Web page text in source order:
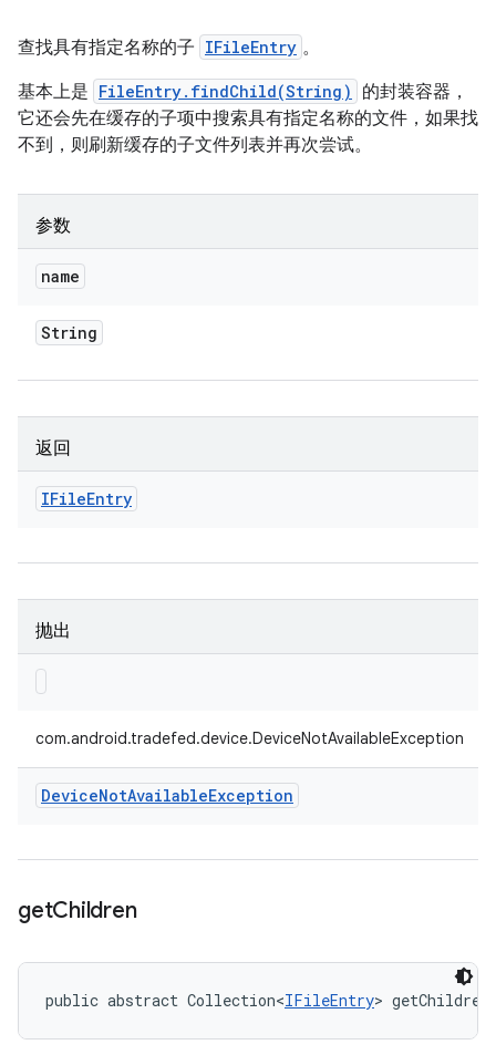
查找具有指定名称的子 IFileEntry 。
基本上是 FileEntry.findChild(String)
的封装容器，
它还会先在缓存的子项中搜索具有指定名称的文件，如果找
不到，则刷新缓存的子文件列表并再次尝试。
参数
name
String
返回
IFileEntry
抛出
com.android.tradefed.device.DeviceNotAvailableException
DeviceNotAvailableException
getChildren
public abstract Collection<IFileEntry> getChildren